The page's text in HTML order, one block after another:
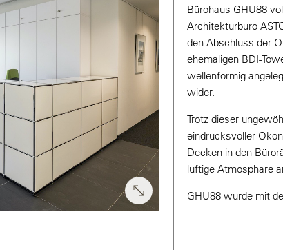
Bürohaus GHU88
Architekturbüro
den Abschluss der
ehemaligen BDI-
wellenförmig
wider.
Trotz dieser
eindrucksvoller
Decken in den
luftige Atmosphäre
GHU88 wurde mit